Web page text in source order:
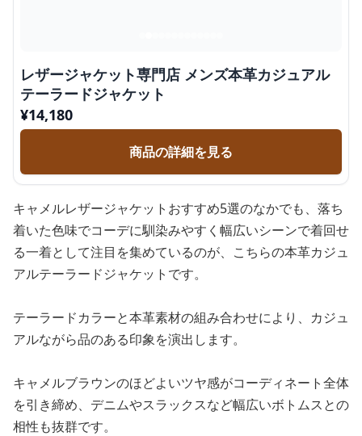
レザージャケット専門店 メンズ本革カジュアル
テーラードジャケット
¥14,180
商品の詳細を見る
キャメルレザージャケットおすすめ5選のなかでも、落ち
着いた色味でコーデに馴染みやすく幅広いシーンで着回せ
る一着として注目を集めているのが、こちらの本革カジュ
アルテーラードジャケットです。
テーラードカラーと本革素材の組み合わせにより、カジュ
アルながら品のある印象を演出します。
キャメルブラウンのほどよいツヤ感がコーディネート全体
を引き締め、デニムやスラックスなど幅広いボトムスとの
相性も抜群です。